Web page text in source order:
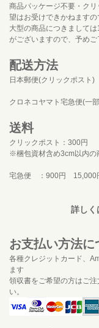
商品パッケージ不要・ク
望はお受けできかねますの
大型の商品につきまして
がございますので、予めご
配送方法
日本郵便(クリックポスト)
クロネコヤマト宅急便(一
送料
クリックポスト：300円
※梱包資材含め3cm以内の
宅急便 ：900円 15,000
詳しく
お支払い方法に
各種クレジットカード、
ます
領収書をご希望の方はご
い。